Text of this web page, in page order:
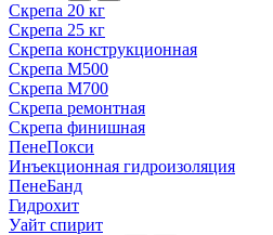
Скрепа 20 кг
Скрепа 25 кг
Скрепа конструкционная
Скрепа М500
Скрепа М700
Скрепа ремонтная
Скрепа финишная
ПенеПокси
Инъекционная гидроизоляция
ПенеБанд
Гидрохит
Уайт спирит